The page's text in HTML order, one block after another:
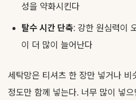
성을 약화시킨다
탈수 시간 단축: 강한 원심력이
이 더 많이 늘어난다
세탁망은 티셔츠 한 장만 넣거나
정도만 함께 넣는다. 너무 많이 넣